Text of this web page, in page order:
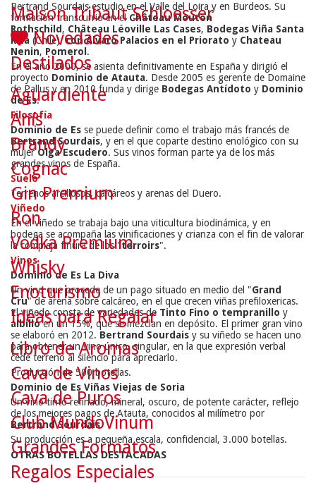
Bertrand Sourdais estudio en el Valle del Loira y en Burdeos. Su
formación transcurrió en el Château Mouton
Rothschild , Château Léoville Las Cases, Bodegas Viña Santa
Rita (Chile),con Álvaro Palacios en el Priorato y Chateau
Nenin, Pomerol .
En el año 2000, se asienta definitivamente en España y dirigió el
proyecto Dominio de Atauta. Desde 2005 es gerente de Domaine
de Pallus y en 2010 funda y dirige Bodegas Antídoto y Dominio
de Es.
Filosofía
Dominio de Es se puede definir como el trabajo más francés de
Bertrand Sourdais, y en el que coparte destino enológico con su
mujerOlga Escudero. Sus vinos forman parte ya de los más
grandes vinos de España.
Suelo
Terrenos arcillosos, calcáreos y arenas del Duero.
Viñedo
En el viñedo se trabaja bajo una viticultura biodinámica, y en
bodega se acompaña las vinificaciones y crianza con el fin de valorar
la compleja finura de los "terroirs".
Vinos
Dominio de Es La Diva
Un vino que procede de un pago situado en medio del "Grand
Cru" de arena sobre calcáreo, en el que crecen viñas prefiloxericas.
El viñedo consta de variedades de Tinto Fino o tempranillo y
albillo en un 15%, que se mezclan en depósito. El primer gran vino
se elaboró en 2012. Bertrand Sourdais y su viñedo se hacen uno
para obtener un vino único, singular, en la que expresión verbal
cede terreno al silencio para apreciarlo.
Producción de 500 botellas.
Dominio de Es Viñas Viejas de Soria
Un vino tinto refinado, mineral, oscuro, de potente carácter, reflejo
de los mejores pagos de Atauta, conocidos al milímetro por
Bertrand Sourdais.
Su producción es a pequeña escala, confidencial, 3.000 botellas.
OTRAS BOTELLAS DESTACADAS
Maison Tribaut Schloesser
Novedades
Destilados
Aguardiente
Anís
Brandy
Cognac
Gin Premium
Ron
Vodka Premium
Whisky
Enoturismo
Ideas para Regalar
Libro de Aromas
Cava de Vinos
Cava de Puros
Club MundoVinum
Grandes Formatos
Regalos Especiales